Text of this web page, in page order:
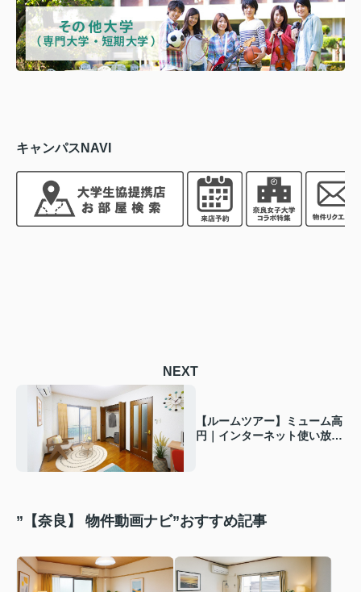
キャンパスNAVI
NEXT
【ルームツアー】ミューム高
円｜インターネット使い放
”【奈良】 物件動画ナビ”おすすめ記事